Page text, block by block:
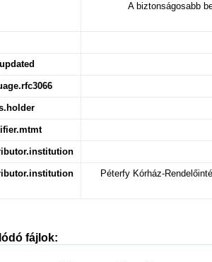
A biztonságosabb
Péterfy Kórház-
fájlok: